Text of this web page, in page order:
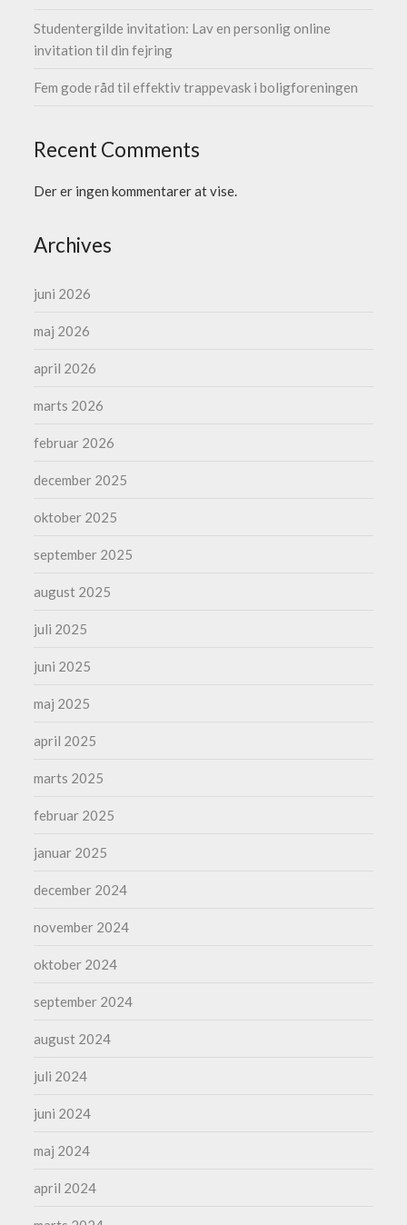
Studentergilde invitation: Lav en personlig online
invitation til din fejring
Fem gode råd til effektiv trappevask i boligforeningen
Recent Comments
Der er ingen kommentarer at vise.
Archives
juni 2026
maj 2026
april 2026
marts 2026
februar 2026
december 2025
oktober 2025
september 2025
august 2025
juli 2025
juni 2025
maj 2025
april 2025
marts 2025
februar 2025
januar 2025
december 2024
november 2024
oktober 2024
september 2024
august 2024
juli 2024
juni 2024
maj 2024
april 2024